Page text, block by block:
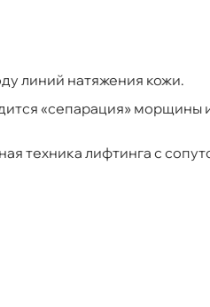
линий натяжения кожи.
«сепарация» морщины
техника лифтинга с